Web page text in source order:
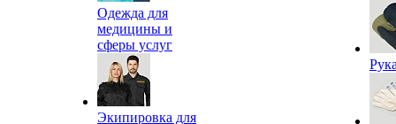
Одежда для
медицины и
сферы услуг
Экипировка для